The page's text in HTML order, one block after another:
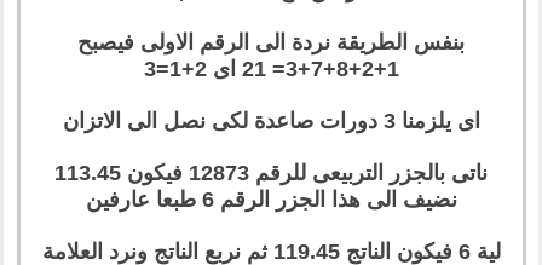
بنفس الطريقة نردة الى الرقم الاولى فيصبح
1+2+8+7+3= 21 اى 2+1=3
اى يلزمنا 3 دورات صاعدة لكى نصل الى الاتزان
ناتى بالجزر التربيعى للرقم 12873 فيكون 113.45
نضيف الى هذا الجزر الرقم 6 طبعا عارفين
لية 6 فيكون الناتج 119.45 ثم نربع الناتج ونرد العلامة